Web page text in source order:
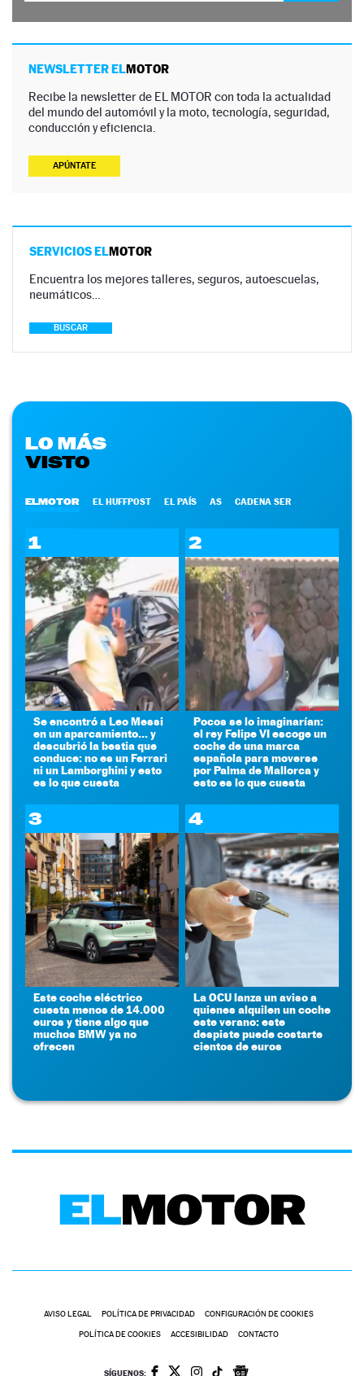
NEWSLETTER ELMOTOR
Recibe la newsletter de EL MOTOR con toda la actualidad
del mundo del automóvil y la moto, tecnología, seguridad,
conducción y eficiencia.
APÚNTATE
SERVICIOS ELMOTOR
Encuentra los mejores talleres, seguros, autoescuelas,
neumáticos…
BUSCAR
LO MÁS
VISTO
ELMOTOR EL HUFFPOST EL PAÍS AS CADENA SER
1
Se encontró a Leo Messi
en un aparcamiento... y
descubrió la bestia que
conduce: no es un Ferrari
ni un Lamborghini y esto
es lo que cuesta
2
Pocos se lo imaginarían:
el rey Felipe VI escoge un
coche de una marca
española para moverse
por Palma de Mallorca y
esto es lo que cuesta
3
Este coche eléctrico
cuesta menos de 14.000
euros y tiene algo que
muchos BMW ya no
ofrecen
4
La OCU lanza un aviso a
quienes alquilen un coche
este verano: este
despiste puede costarte
cientos de euros
AVISO LEGAL POLÍTICA DE PRIVACIDAD CONFIGURACIÓN DE COOKIES
POLÍTICA DE COOKIES ACCESIBILIDAD CONTACTO
SÍGUENOS: